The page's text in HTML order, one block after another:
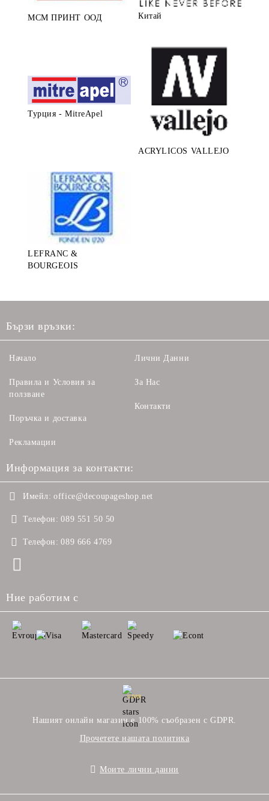
МСМ ПРИНТ ООД Китай
Турция - MitreApel
ACRYLICOS VALLEJO
LEFRANC &
BOURGEOIS
Бързи връзки:
Начало
Правила и Условия за
ползване
Поръчка и доставка
Рекламации
Лични Данни
За Нас
Контакти
Информация за контакти:
Имейл: office@decoupageshop.net
Телефон: 089 551 50 50
Телефон: 089 666 4769
Ние работим с
GDPR
Нашият онлайн магазин е 100% съобразен с GDPR.
Прочетете нашата политика
Моите лични данни